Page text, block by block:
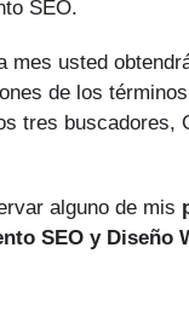
SEO.
mes usted
de los
tres buscadores,
alguno de mis
SEO y Diseño